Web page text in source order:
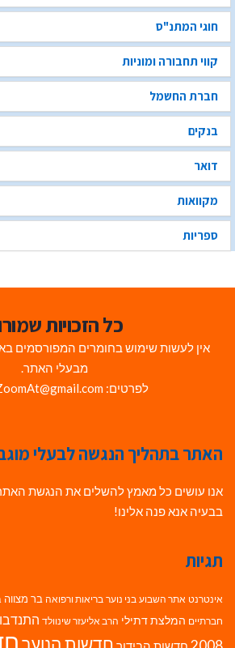
חוגי המתנ"ס
קווי תחבורה ומוניות
חברת החשמל
בנקים
דואר
מקוואות
ספריות
כל הזכויות
אין לעשות שימוש בחומרים המפורסמים
מבעלי האתר.
לפרטים: Avihai.ZoomAt@gmail.com
האתר בתהליך הנגשה לבעלי
אנו עושים כל מאמץ להשלים את הנגשת
בבעיה אנא פנה אלינו!
תגיות
אינטרנט אתר השבוע בני נוער בריאות ורפואה בר מצווה
חברתיים המלצת דתילי הרב אליעזר שינוולד